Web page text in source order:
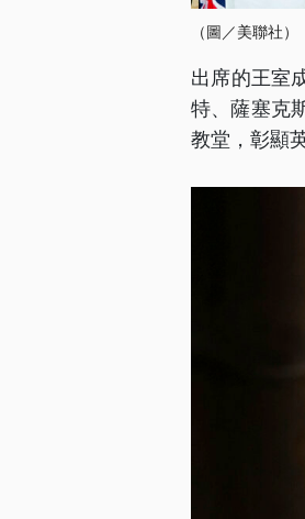
（圖／美聯社）
出席的王室
特、薩塞克
教堂，彰顯